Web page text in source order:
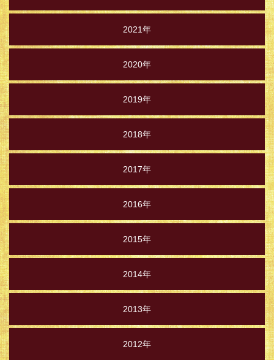
2021年
2020年
2019年
2018年
2017年
2016年
2015年
2014年
2013年
2012年